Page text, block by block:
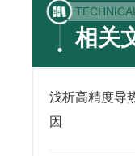
相关
浅析高精度导
因